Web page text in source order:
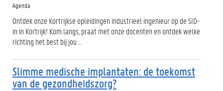
Agenda
Ontdek onze Kortrijkse opleidingen industrieel ingenieur op de SID-
in in Kortrijk! Kom langs, praat met onze docenten en ontdek welke
richting het best bij jou ...
Slimme medische implantaten: de toekomst
van de gezondheidszorg?